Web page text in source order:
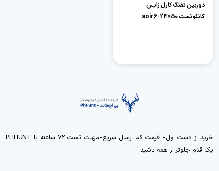
دوربین تفنگ کارل زایس
کانکوئست 50×24-6 aoir
خرید از دست اول= قیمت کم ارسال سریع=مهلت تست 72 ساعته با PHHUNT
یک قدم جلوتر از همه باشید